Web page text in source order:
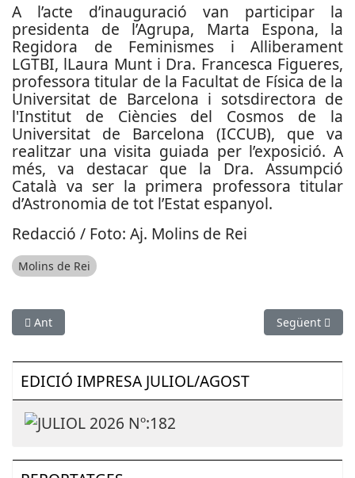
A l’acte d’inauguració van participar la
presidenta de l’Agrupa, Marta Espona, la
Regidora de Feminismes i Alliberament
LGTBI, lLaura Munt i Dra. Francesca Figueres,
professora titular de la Facultat de Física de la
Universitat de Barcelona i sotsdirectora de
l'Institut de Ciències del Cosmos de la
Universitat de Barcelona (ICCUB), que va
realitzar una visita guiada per l’exposició. A
més, va destacar que la Dra. Assumpció
Català va ser la primera professora titular
d’Astronomia de tot l’Estat espanyol.
Redacció / Foto: Aj. Molins de Rei
Molins de Rei
Article anterior: Un llibre i un documental preservarà la
Ant Article
Següent
EDICIÓ IMPRESA JULIOL/AGOST